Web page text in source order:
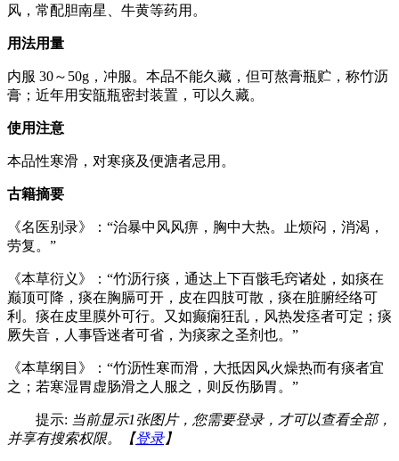
风，常配胆南星、牛黄等药用。
用法用量
内服 30～50g，冲服。本品不能久藏，但可熬膏瓶贮，称竹沥
膏；近年用安瓿瓶密封装置，可以久藏。
使用注意
本品性寒滑，对寒痰及便溏者忌用。
古籍摘要
《名医别录》：“治暴中风风痹，胸中大热。止烦闷，消渴，
劳复。”
《本草衍义》：“竹沥行痰，通达上下百骸毛窍诸处，如痰在
巅顶可降，痰在胸膈可开，皮在四肢可散，痰在脏腑经络可
利。痰在皮里膜外可行。又如癫痫狂乱，风热发痉者可定；痰
厥失音，人事昏迷者可省，为痰家之圣剂也。”
《本草纲目》：“竹沥性寒而滑，大抵因风火燥热而有痰者宜
之；若寒湿胃虚肠滑之人服之，则反伤肠胃。”
提示: 当前显示1张图片，您需要登录，才可以查看全部，
并享有搜索权限。【登录】